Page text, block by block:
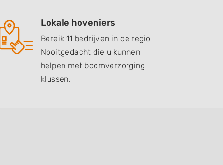
Lokale hoveniers
Bereik 11 bedrijven in de regio
Nooitgedacht die u kunnen
helpen met boomverzorging
klussen.